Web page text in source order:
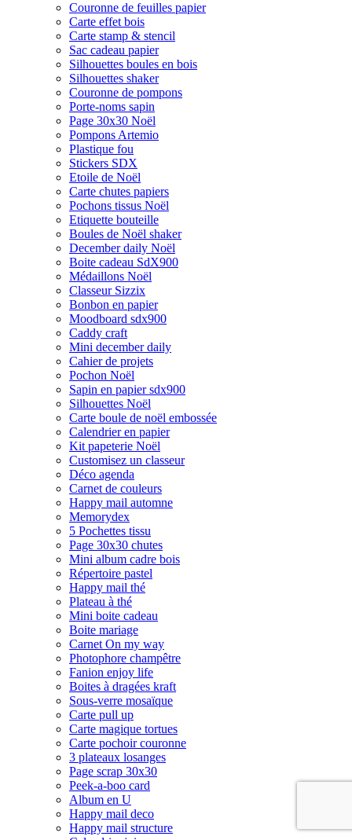
Couronne de feuilles papier
Carte effet bois
Carte stamp & stencil
Sac cadeau papier
Silhouettes boules en bois
Silhouettes shaker
Couronne de pompons
Porte-noms sapin
Page 30x30 Noël
Pompons Artemio
Plastique fou
Stickers SDX
Etoile de Noël
Carte chutes papiers
Pochons tissus Noël
Etiquette bouteille
Boules de Noël shaker
December daily Noël
Boite cadeau SdX900
Médaillons Noël
Classeur Sizzix
Bonbon en papier
Moodboard sdx900
Caddy craft
Mini december daily
Cahier de projets
Pochon Noël
Sapin en papier sdx900
Silhouettes Noël
Carte boule de noël embossée
Calendrier en papier
Kit papeterie Noël
Customisez un classeur
Déco agenda
Carnet de couleurs
Happy mail automne
Memorydex
5 Pochettes tissu
Page 30x30 chutes
Mini album cadre bois
Répertoire pastel
Happy mail thé
Plateau à thé
Mini boite cadeau
Boite mariage
Carnet On my way
Photophore champêtre
Fanion enjoy life
Boites à dragées kraft
Sous-verre mosaïque
Carte pull up
Carte magique tortues
Carte pochoir couronne
3 plateaux losanges
Page scrap 30x30
Peek-a-boo card
Album en U
Happy mail deco
Happy mail structure